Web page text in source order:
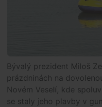
Bývalý prezident Miloš
prázdninách na
Novém Veselí, kde
se staly jeho plavby v